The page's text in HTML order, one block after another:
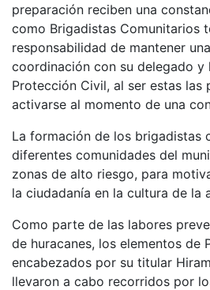
preparación reciben una
como Brigadistas Comunitarios
responsabilidad de mantener
coordinación con su delegado y
Protección Civil, al ser estas las
activarse al momento de una
La formación de los brigadistas
diferentes comunidades del
zonas de alto riesgo, para
la ciudadanía en la cultura de la
Como parte de las labores
de huracanes, los elementos de
encabezados por su titular
llevaron a cabo recorridos por